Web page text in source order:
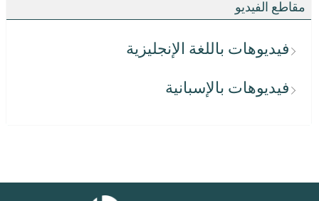
مقاطع الفيديو
فيديوهات باللغة الإنجليزية
فيديوهات بالإسبانية